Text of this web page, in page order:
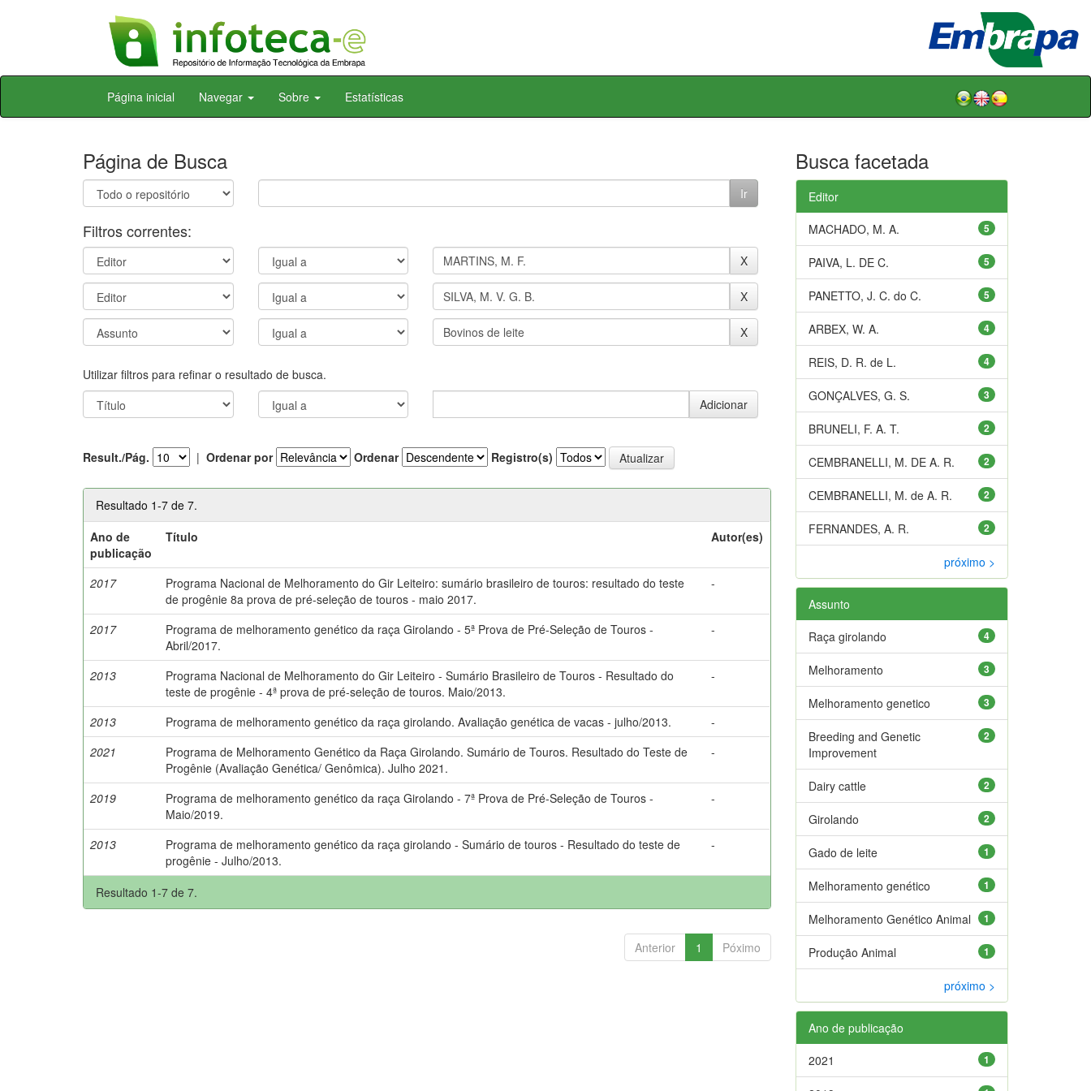
Skip
Página inicial Navegar Sobre Estatísticas
Página de Busca
Filtros correntes:
Utilizar filtros para refinar o resultado de busca.
Result./Pág. | Ordenar por Ordenar Registro(s)
Resultado 1-7 de 7.
Ano de
publicação
Título Autor(es)
2017
Programa Nacional de Melhoramento do Gir Leiteiro: sumário brasileiro de touros: resultado do teste
de progênie 8a prova de pré-seleção de touros - maio 2017.
-
2017
Programa de melhoramento genético da raça Girolando - 5ª Prova de Pré-Seleção de Touros -
Abril/2017.
-
2013
Programa Nacional de Melhoramento do Gir Leiteiro - Sumário Brasileiro de Touros - Resultado do
teste de progênie - 4ª prova de pré-seleção de touros. Maio/2013.
-
2013 Programa de melhoramento genético da raça girolando. Avaliação genética de vacas - julho/2013.
-
2021
Programa de Melhoramento Genético da Raça Girolando. Sumário de Touros. Resultado do Teste de
Progênie (Avaliação Genética/ Genômica). Julho 2021.
-
2019
Programa de melhoramento genético da raça Girolando - 7ª Prova de Pré-Seleção de Touros -
Maio/2019.
-
2013
Programa de melhoramento genético da raça girolando - Sumário de touros - Resultado do teste de
progênie - Julho/2013.
-
Resultado 1-7 de 7.
Anterior 1 Póximo
Busca facetada
Editor
5
MACHADO, M. A.
5
PAIVA, L. DE C.
5
PANETTO, J. C. do C.
4
ARBEX, W. A.
4
REIS, D. R. de L.
3
GONÇALVES, G. S.
2
BRUNELI, F. A. T.
2
CEMBRANELLI, M. DE A. R.
2
CEMBRANELLI, M. de A. R.
2
FERNANDES, A. R.
próximo >
Assunto
4
Raça girolando
3
Melhoramento
3
Melhoramento genetico
2
Breeding and Genetic
Improvement
2
Dairy cattle
2
Girolando
1
Gado de leite
1
Melhoramento genético
1
Melhoramento Genético Animal
1
Produção Animal
próximo >
Ano de publicação
1
2021